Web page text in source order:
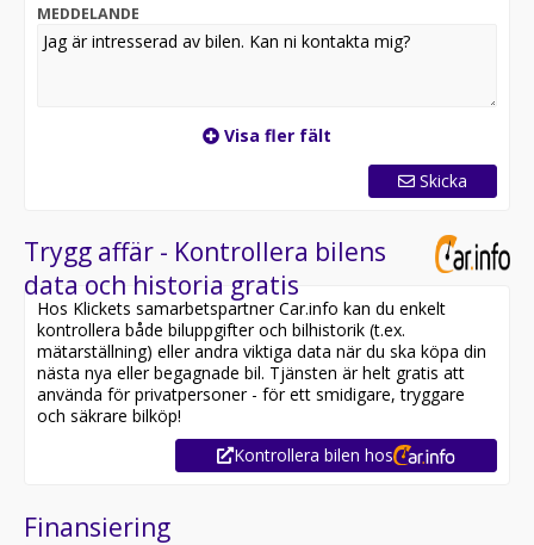
MEDDELANDE
Visa fler fält
Skicka
Trygg affär - Kontrollera bilens
data och historia gratis
Hos Klickets samarbetspartner Car.info kan du enkelt
kontrollera både biluppgifter och bilhistorik (t.ex.
mätarställning) eller andra viktiga data när du ska köpa din
nästa nya eller begagnade bil. Tjänsten är helt gratis att
använda för privatpersoner - för ett smidigare, tryggare
och säkrare bilköp!
Kontrollera bilen hos
Finansiering